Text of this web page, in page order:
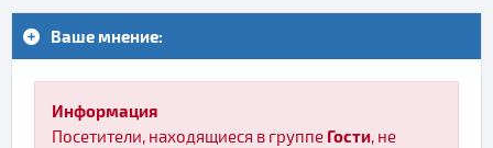
Ваше мнение:
Информация
Посетители, находящиеся в группе Гости, не